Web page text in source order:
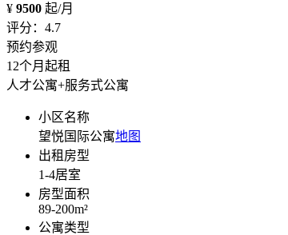
¥ 9500 起/月
评分：4.7
预约参观
12个月起租
人才公寓+服务式公寓
小区名称
望悦国际公寓地图
出租房型
1-4居室
房型面积
89-200m²
公寓类型